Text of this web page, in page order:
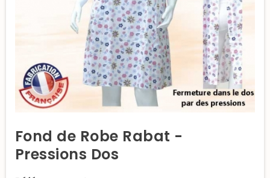
Fond de Robe Rabat -
Pressions Dos